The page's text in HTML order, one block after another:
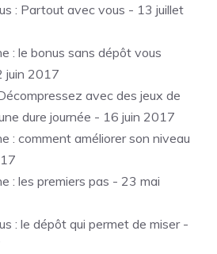
: Partout avec vous - 13 juillet
: le bonus sans dépôt vous
juin 2017
avec des jeux de
dure journée - 16 juin 2017
: comment améliorer son niveau
: les premiers pas - 23 mai
: le dépôt qui permet de miser-